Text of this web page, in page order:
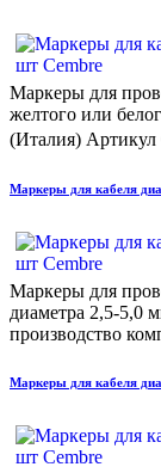
Маркеры для
желтого или
(Италия)
Маркеры для кабеля
Маркеры для
диаметра 2,5-5,0
производство
Маркеры для кабеля